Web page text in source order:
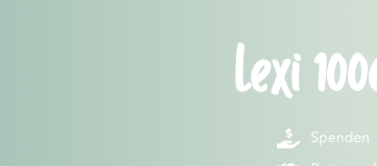
Lexi
Spenden